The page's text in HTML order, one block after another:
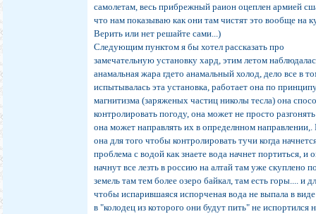
самолетам, весь прибрежный раион оцеплен армией
что нам показываю как они там чистят это вообще на
Верить или нет решайте сами...)
Следующим пунктом я бы хотел рассказать про
замечательную установку хард, этим летом
анамальная жара гдето анамальный холод, дело все в
испытывалась эта установка, работает она по
магнитизма (заряженых частиц николы тесла) она
контролировать погоду, она может не просто
она может направлять их в определнном
она для того чтобы контролировать тучи когда
проблема с водой как знаете вода начнет портиться, и
начнут все лезть в россию на алтай там уже скуплено
земель там тем более озеро байкал, там есть горы.... и
чтобы испарившаяся испорченая вода не выпала в
в "колодец из которого они будут пить" не испортился